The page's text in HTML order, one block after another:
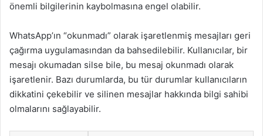
önemli bilgilerinin kaybolmasına engel olabilir.
WhatsApp’ın “okunmadı” olarak işaretlenmiş mesajları geri
çağırma uygulamasından da bahsedilebilir. Kullanıcılar, bir
mesajı okumadan silse bile, bu mesaj okunmadı olarak
işaretlenir. Bazı durumlarda, bu tür durumlar kullanıcıların
dikkatini çekebilir ve silinen mesajlar hakkında bilgi sahibi
olmalarını sağlayabilir.